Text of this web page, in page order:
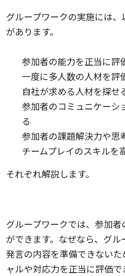
グループワークの実施には
があります。
参加者の能力を正当に評
一度に多人数の人材を評
自社が求める人材を探せ
参加者のコミュニケーシ
る
参加者の課題解決力や思
チームプレイのスキルを
それぞれ解説します。
グループワークでは、参加
ができます。なぜなら、グ
発言の内容を準備できない
ャルや対応力を正当に評価で